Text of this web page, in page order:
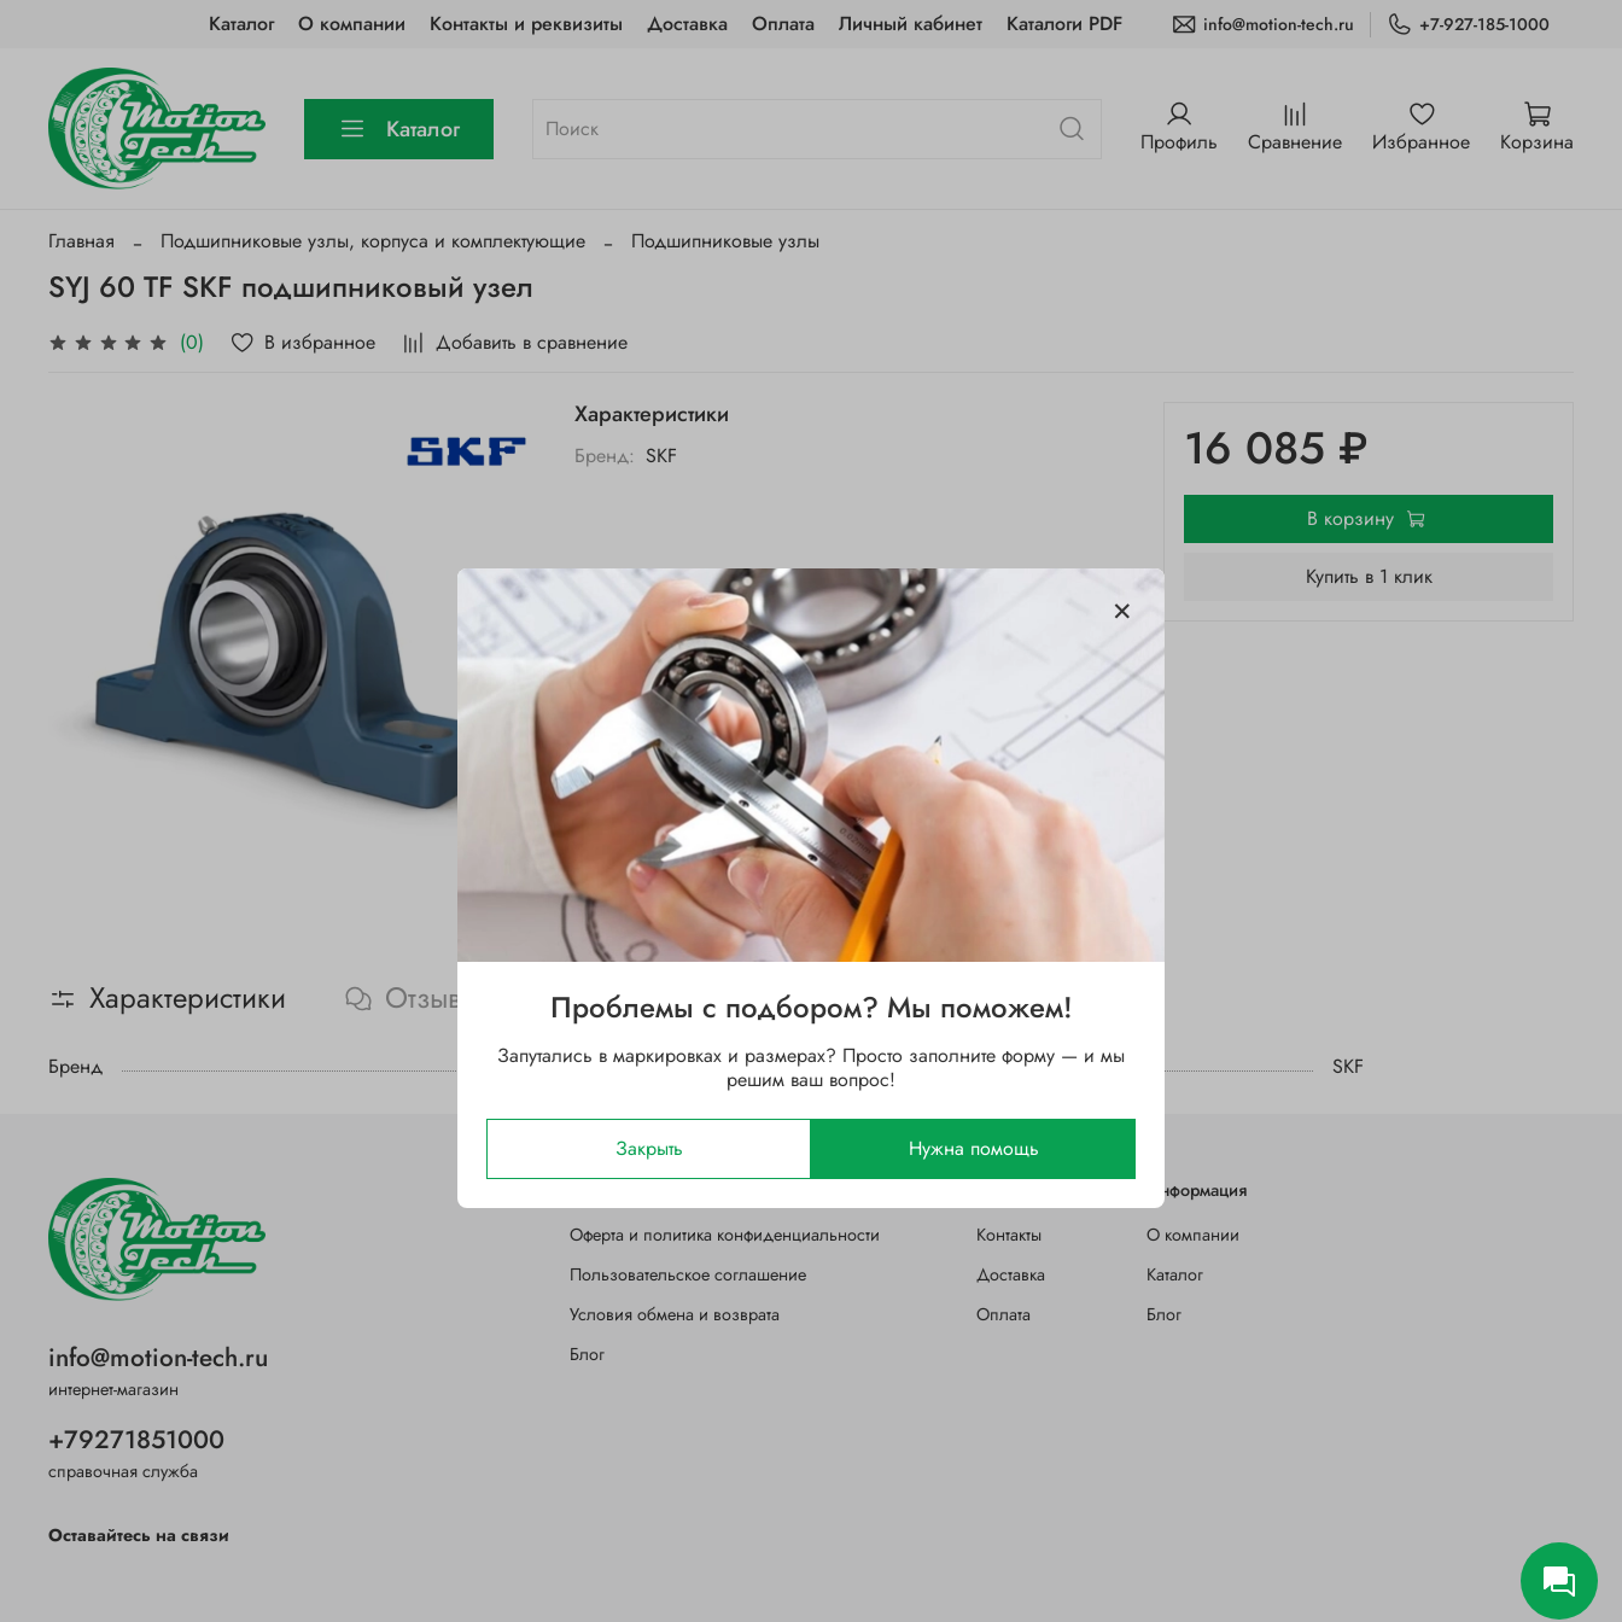
Каталог О компании Контакты и реквизиты Доставка Оплата Личный кабинет Каталоги PDF info@motion-tech.ru +7-927-185-1000
Каталог Профиль Сравнение Избранное Корзина
Главная Подшипниковые узлы, корпуса и комплектующие Подшипниковые узлы
SYJ 60 TF SKF подшипниковый узел
(0) В избранное Добавить в сравнение
Характеристики
Бренд: SKF 16 085 ₽
В корзину
Купить в 1 клик
Характеристики Отзывы
Бренд SKF
Оферта и политика конфиденциальности
Пользовательское соглашение
Условия обмена и возврата
Блог
Контакты
Доставка
Оплата
Информация
О компании
Каталог
Блог
info@motion-tech.ru
интернет-магазин
+79271851000
справочная служба
Оставайтесь на связи
Проблемы с подбором? Мы поможем!
Запутались в маркировках и размерах? Просто заполните форму — и мы
решим ваш вопрос!
Закрыть Нужна помощь